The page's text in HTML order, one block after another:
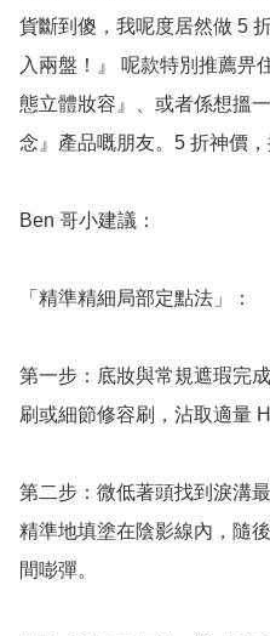
貨斷到傻，我呢度居然做 5
入兩盤！』 呢款特別推薦畀
態立體妝容』、或者係想搵
念』產品嘅朋友。5 折神價，
Ben 哥小建議：
「精準精細局部定點法」：
第一步：底妝與常規遮瑕完
刷或細節修容刷，沾取適量
第二步：微低著頭找到淚溝
精準地填塗在陰影線內，隨
間嘭彈。